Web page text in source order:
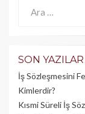
SON YAZILAR
İş Sözleşmesini
Kimlerdir?
Kısmi Süreli İş